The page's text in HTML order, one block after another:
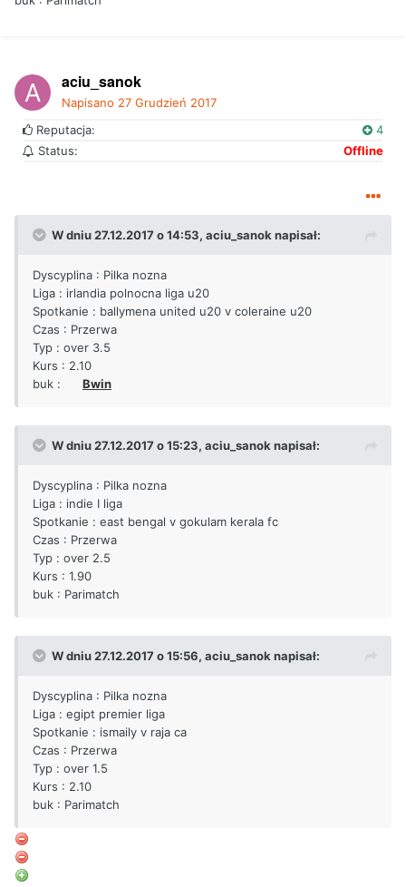
aciu_sanok
Napisano 27 Grudzień 2017
Reputacja:
4
Status:
Offline
W dniu 27.12.2017 o 14:53, aciu_sanoknapisał:
Dyscyplina : Pilka nozna
Liga : irlandia polnocna liga u20
Spotkanie : ballymena united u20 v coleraine u20
Czas : Przerwa
Typ : over 3.5
Kurs : 2.10
buk :
Bwin
W dniu 27.12.2017 o 15:23, aciu_sanoknapisał:
Dyscyplina : Pilka nozna
Liga : indie I liga
Spotkanie : east bengal v gokulam kerala fc
Czas : Przerwa
Typ : over 2.5
Kurs : 1.90
buk : Parimatch
W dniu 27.12.2017 o 15:56, aciu_sanoknapisał:
Dyscyplina : Pilka nozna
Liga : egipt premier liga
Spotkanie : ismaily v raja ca
Czas : Przerwa
Typ : over 1.5
Kurs : 2.10
buk : Parimatch